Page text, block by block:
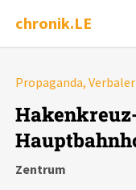
chronik.LE
Chronik
Propaganda,
Zentrum
Alle
Ereignisse
Ereignisse